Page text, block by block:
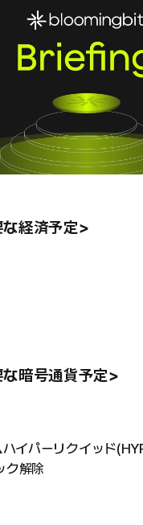
経済予定>
暗号通貨予定>
イパーリクイッド
ク解除